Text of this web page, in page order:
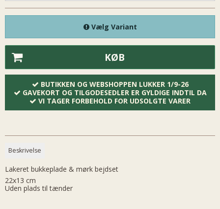
Vælg Variant
KØB
BUTIKKEN OG WEBSHOPPEN LUKKER 1/9-26
GAVEKORT OG TILGODESEDLER ER GYLDIGE INDTIL DA
VI TAGER FORBEHOLD FOR UDSOLGTE VARER
Beskrivelse
Lakeret bukkeplade & mørk bejdset
22x13 cm
Uden plads til tænder